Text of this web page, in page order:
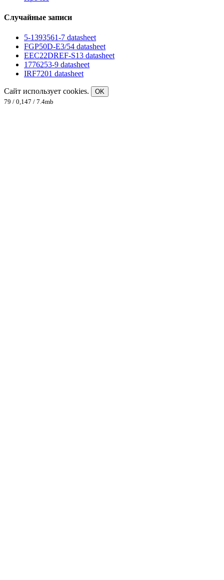
Случайные записи
5-1393561-7 datasheet
FGP50D-E3/54 datasheet
EEC22DREF-S13 datasheet
1776253-9 datasheet
IRF7201 datasheet
Сайт использует cookies.
OK
79 / 0,147 / 7.4mb